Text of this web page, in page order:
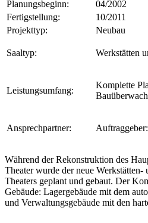
Planungsbeginn:
04/2002
Fertigstellung:
10/2011
Projekttyp:
Neubau
Saaltyp: Werkstätten
Leistungsumfang:
Komplette
Ansprechpartner:
Während der Rekonstruktion des
Theater wurde der neue
Theaters geplant und gebaut. Der
Gebäude: Lagergebäude mit dem
und Verwaltungsgebäude mit den